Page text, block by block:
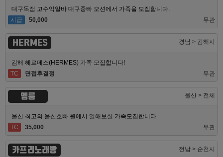
대구독점 고수익알바 대구중빠 오션에서 가족을 모집합니다.
시급
50,000 무관
HERMES 경남 > 김해시
김해 헤르메스(HERMES) 가족 모집합니다!
TC
면접후결정 무관
엠룸 울산 > 전체
울산 최고의 울산호빠 원에서 일해보실 가족모집합니다.
TC
35,000 무관
카프리노래방 전남 > 순천시